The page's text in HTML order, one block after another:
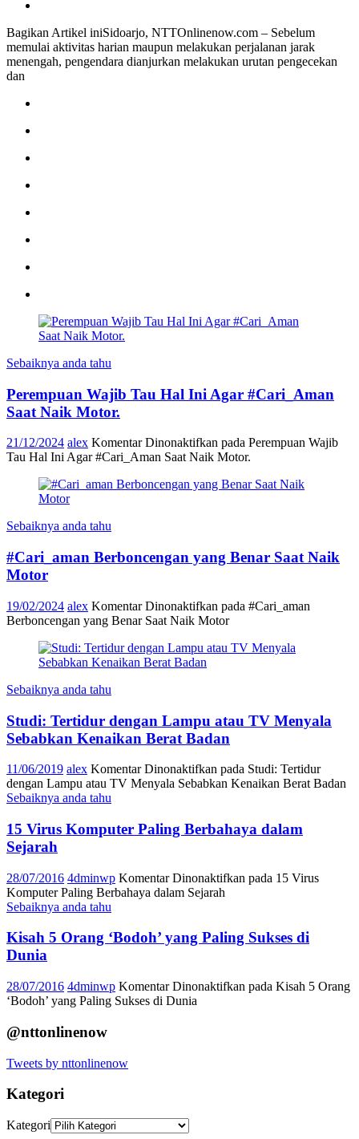
Bagikan Artikel iniSidoarjo, NTTOnlinenow.com – Sebelum
memulai aktivitas harian maupun melakukan perjalanan jarak
menengah, pengendara dianjurkan melakukan urutan pengecekan
dan
Sebaiknya anda tahu
Perempuan Wajib Tau Hal Ini Agar #Cari_Aman
Saat Naik Motor.
21/12/2024 alex Komentar Dinonaktifkan pada Perempuan Wajib
Tau Hal Ini Agar #Cari_Aman Saat Naik Motor.
Sebaiknya anda tahu
#Cari_aman Berboncengan yang Benar Saat Naik
Motor
19/02/2024 alex Komentar Dinonaktifkan pada #Cari_aman
Berboncengan yang Benar Saat Naik Motor
Sebaiknya anda tahu
Studi: Tertidur dengan Lampu atau TV Menyala
Sebabkan Kenaikan Berat Badan
11/06/2019 alex Komentar Dinonaktifkan pada Studi: Tertidur
dengan Lampu atau TV Menyala Sebabkan Kenaikan Berat Badan
Sebaiknya anda tahu
15 Virus Komputer Paling Berbahaya dalam
Sejarah
28/07/2016 4dminwp Komentar Dinonaktifkan pada 15 Virus
Komputer Paling Berbahaya dalam Sejarah
Sebaiknya anda tahu
Kisah 5 Orang ‘Bodoh’ yang Paling Sukses di
Dunia
28/07/2016 4dminwp Komentar Dinonaktifkan pada Kisah 5 Orang
‘Bodoh’ yang Paling Sukses di Dunia
@nttonlinenow
Tweets by nttonlinenow
Kategori
Kategori